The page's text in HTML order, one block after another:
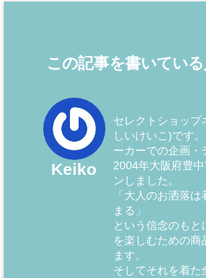
この記事を書いてい
Keiko
セレクトショップ
しいけいこ)です
ーカーでの企画・
2004年大阪府豊
ンしました。
「大人のお洒落
まる」
という信念のもと
を楽しむための商
ます。
そしてそれを着た